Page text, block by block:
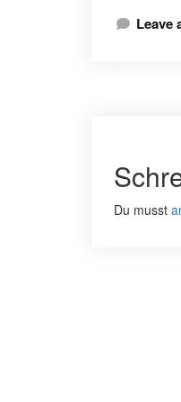
Leave
Du musst